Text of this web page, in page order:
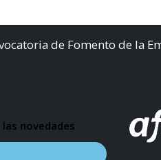
de Fomento de la
novedades